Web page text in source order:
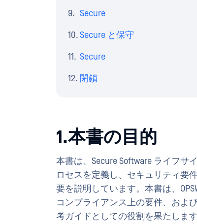
Secure
Secure と保守
Secure
閉鎖
1.本書の目的
本書は、Secure Software ライフ
ロセスを定義し、セキュリティ要
要を説明しています。本書は、
コンプライアンス上の要件、およ
考ガイドとしての役割を果たします